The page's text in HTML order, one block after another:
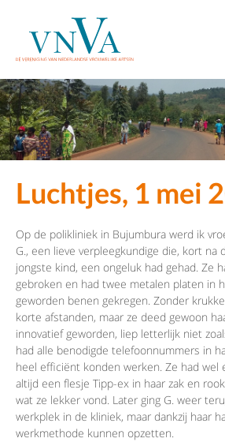
Luchtjes, 1 mei
Op de polikliniek in Bujumbura werd ik
G., een lieve verpleegkundige die, kort na
jongste kind, een ongeluk had gehad. Ze
gebroken en had twee metalen platen in
geworden benen gekregen. Zonder
korte afstanden, maar ze deed gewoon
innovatief geworden, liep letterlijk niet
had alle benodigde telefoonnummers in
heel efficiënt konden werken. Ze had wel
altijd een flesje Tipp-ex in haar zak en
wat ze lekker vond. Later ging G. weer
werkplek in de kliniek, maar dankzij haar
werkmethode kunnen opzetten.